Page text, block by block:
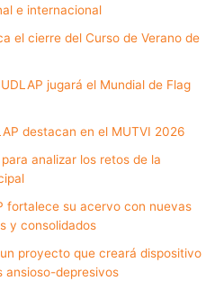
e internacional
el cierre del Curso de Verano de
jugará el Mundial de Flag
destacan en el MUTVI 2026
analizar los retos de la
fortalece su acervo con nuevas
y consolidados
proyecto que creará dispositivo
ansioso-depresivos